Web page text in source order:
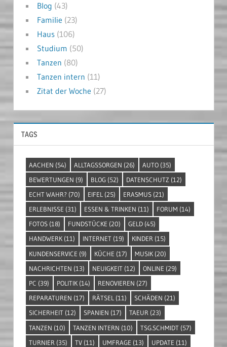
Blog (43)
Familie (23)
Haus(106)
Studium (50)
Tanzen (80)
Tanzen intern (11)
Zitat der Woche (27)
TAGS
AACHEN (54) ALLTAGSSORGEN (26) AUTO (35)
BEWERTUNGEN (9) BLOG (52) DATENSCHUTZ (12)
ECHT WAHR? (70) EIFEL (25) ERASMUS (21)
ERLEBNISSE (31) ESSEN & TRINKEN (11) FORUM (14)
FOTOS (18) FUNDSTÜCKE (20) GELD (45)
HANDWERK (11) INTERNET (19) KINDER (15)
KUNDENSERVICE (9) KÜCHE (17) MUSIK (20)
NACHRICHTEN (13) NEUIGKEIT (12) ONLINE (29)
PC (39) POLITIK (14) RENOVIEREN (27)
REPARATUREN (17) RÄTSEL (11) SCHÄDEN (21)
SICHERHEIT (12) SPANIEN (17) TAEUR (23)
TANZEN (10) TANZEN INTERN (10) TSG.SCHMIDT (57)
TURNIER (35) TV (11) UMFRAGE (13) UPDATE (11)